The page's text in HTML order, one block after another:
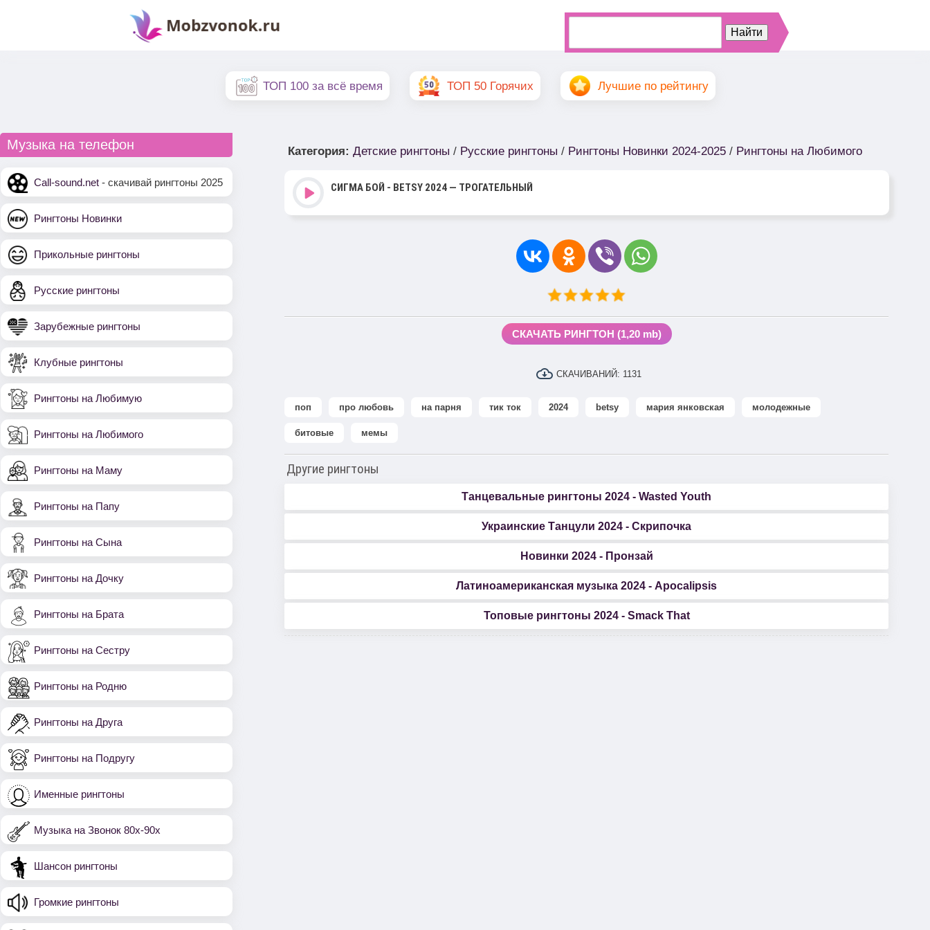
ТОП 100 за всё время ТОП 50 Горячих Лучшие по рейтингу
Музыка на телефон
Call-sound.net - скачивай рингтоны 2025
Рингтоны Новинки
Прикольные рингтоны
Русские рингтоны
Зарубежные рингтоны
Клубные рингтоны
Рингтоны на Любимую
Рингтоны на Любимого
Рингтоны на Маму
Рингтоны на Папу
Рингтоны на Сына
Рингтоны на Дочку
Рингтоны на Брата
Рингтоны на Сестру
Рингтоны на Родню
Рингтоны на Друга
Рингтоны на Подругу
Именные рингтоны
Музыка на Звонок 80х-90х
Шансон рингтоны
Громкие рингтоны
Категория: Детские рингтоны / Русские рингтоны / Рингтоны Новинки 2024-2025 / Рингтоны на Любимого
СИГМА БОЙ - BETSY 2024 — ТРОГАТЕЛЬНЫЙ
СКАЧАТЬ РИНГТОН (1,20 mb)
СКАЧИВАНИЙ: 1131
поп про любовь на парня тик ток 2024 betsy мария янковская молодежные
битовые мемы
Другие рингтоны
Танцевальные рингтоны 2024 - Wasted Youth
Украинские Танцули 2024 - Скрипочка
Новинки 2024 - Пронзай
Латиноамериканская музыка 2024 - Apocalipsis
Топовые рингтоны 2024 - Smack That